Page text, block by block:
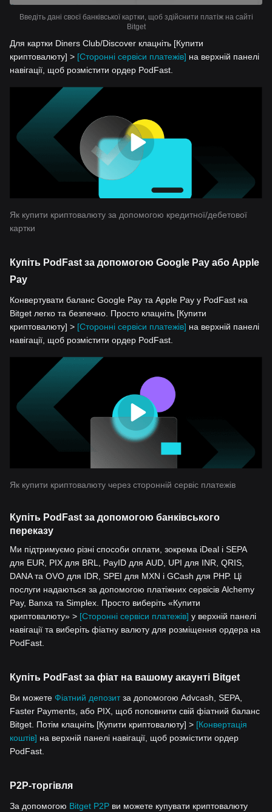
Введіть дані своєї банківської картки, щоб здійснити платіж на сайті
Bitget
Для картки Diners Club/Discover клацніть [Купити
криптовалюту] > [Сторонні сервіси платежів] на верхній панелі
навігації, щоб розмістити ордер PodFast.
Як купити криптовалюту за допомогою кредитної/дебетової
картки
Купіть PodFast за допомогою Google Pay або Apple
Pay
Конвертувати баланс Google Pay та Apple Pay у PodFast на
Bitget легко та безпечно. Просто клацніть [Купити
криптовалюту] > [Сторонні сервіси платежів] на верхній панелі
навігації, щоб розмістити ордер PodFast.
Як купити криптовалюту через сторонній сервіс платежів
Купіть PodFast за допомогою банківського
переказу
Ми підтримуємо різні способи оплати, зокрема iDeal і SEPA
для EUR, PIX для BRL, PayID для AUD, UPI для INR, QRIS,
DANA та OVO для IDR, SPEI для MXN і GCash для PHP. Ці
послуги надаються за допомогою платіжних сервісів Alchemy
Pay, Banxa та Simplex. Просто виберіть «Купити
криптовалюту» > [Сторонні сервіси платежів] у верхній панелі
навігації та виберіть фіатну валюту для розміщення ордера на
PodFast.
Купіть PodFast за фіат на вашому акаунті Bitget
Ви можете Фіатний депозитза допомогою Advcash, SEPA,
Faster Payments, або PIX, щоб поповнити свій фіатний баланс
Bitget. Потім клацніть [Купити криптовалюту] > [Конвертація
коштів] на верхній панелі навігації, щоб розмістити ордер
PodFast.
P2P-торгівля
За допомогою Bitget P2P ви можете купувати криптовалюту